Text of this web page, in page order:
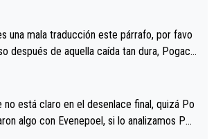
etc.Me da pena vivir estos momentos tan
una mala traducción este párrafo, por favo
después de aquella caída tan dura, Pogaca
a su rueda. Parecía increíble la forma en l
controlar el miedo", recordó."
no está claro en el desenlace final, quizá Po
algo con Evenepoel, si lo analizamos Poj